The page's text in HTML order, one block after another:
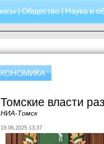
|Общество|Наука и
Томские власти
НИА-Томск
19.06.2025 13:37